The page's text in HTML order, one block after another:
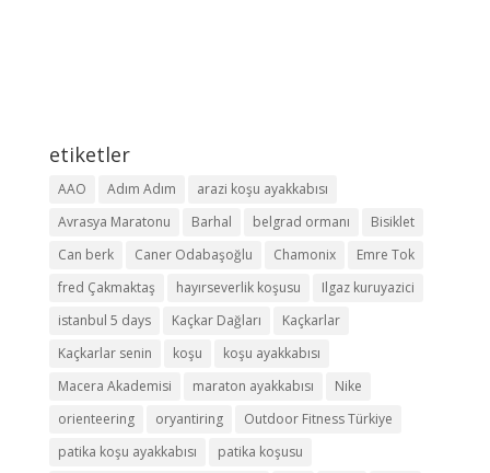
etiketler
AAO Adım Adım
arazi koşu ayakkabısı
Avrasya Maratonu
Barhal belgrad ormanı
Bisiklet
Can berk
Caner Odabaşoğlu Chamonix
Emre Tok
fred Çakmaktaş
hayırseverlik koşusu
Ilgaz kuruyazici
istanbul 5 days
Kaçkar Dağları
Kaçkarlar
Kaçkarlar senin
koşu
koşu ayakkabısı
Macera Akademisi
maraton ayakkabısı
Nike
orienteering
oryantiring
Outdoor Fitness Türkiye
patika koşu ayakkabısı
patika koşusu